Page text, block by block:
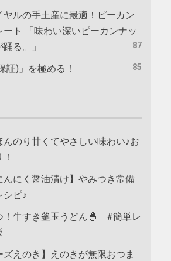
ヤルの手土産に最適！ピーカン
ト 「味わい深いピーカンナッ
る。」
87
証)」を極める！ 85
んのり甘くてやさしい味わい♪お
んにく醤油漬け】やみつき常備
シピ♪
！牛すき釜玉うどん🐣 #簡単レ
ズえのき】えのきが無限おつま